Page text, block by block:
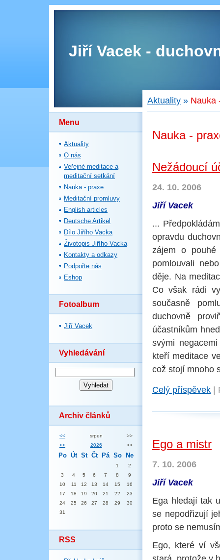
Jiří Vacek -
Menu
Aktuality
O nás
Veřejné meditace a
meditační setkání
Nauka - praxe
Meditační promluvy
English articles
Deutsche Artikel
Dílo Jiřího Vacka
Životopis Jiřího Vacka
Kontakty a odkazy
Podpořte nás
Eshop
Fotoalbum
Jiří Vacek
Vyhledávání
Archiv článků
<< srpen
>>
<<
2026 >>
Po Út St Čt Pá So Ne
1
2
3
4 5 6 7 8
9
10
11 12 13 14 15
16
17
18 19 20 21 22
23
24
25 26 27 28 29
30
31
RSS
Aktuality » Nauka
Nauka -
Nežádoucí
24. 10. 2006
Jiří Vacek
...
opravdu
zájem o
pomlouvali
děje. Na
Co však rádi
současně
duchovně
účastníkům
svými
kteří meditace
což stojí mnoho
Celý příspěvek
Ego a mistr
7. 10. 2006
Jiří Vacek
Ega hledají tak
se nepodřizují
proto se
Ego, které ví